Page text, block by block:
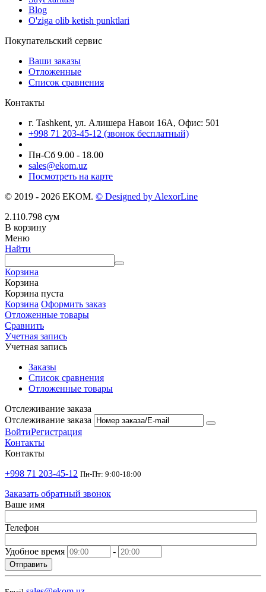
Blog
O'ziga olib ketish punktlari
Покупательский сервис
Ваши заказы
Отложенные
Список сравнения
Контакты
г. Tashkent, ул. Алишера Навои 16А, Офис: 501
+998 71 203-45-12 (звонок бесплатный)
Пн-Cб 9.00 - 18.00
sales@ekom.uz
Посмотреть на карте
© 2019 - 2026 EKOM. © Designed by AlexorLine
2.110.798 сум
В корзину
Меню
Найти
Корзина
Корзина
Корзина пуста
Корзина Оформить заказ
Отложенные товары
Сравнить
Учетная запись
Учетная запись
Заказы
Список сравнения
Отложенные товары
Отслеживание заказа
Отслеживание заказа
ВойтиРегистрация
Контакты
Контакты
+998 71 203-45-12 Пн-Пт: 9:00-18:00
Заказать обратный звонок
Ваше имя
Телефон
Удобное время -
Отправить